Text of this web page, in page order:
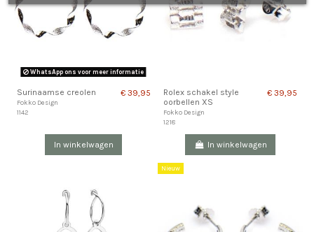
WhatsApp ons voor meer informatie
Surinaamse creolen
Fokko Design
1142
€ 39,95
In winkelwagen
Rolex schakel style
oorbellen XS
Fokko Design
1218
€ 39,95
In winkelwagen
Nieuw